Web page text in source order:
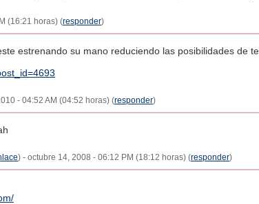
(16:21 horas) (responder)
estrenando su mano reduciendo las posibilidades de
- 04:52 AM (04:52 horas) (responder)
) - octubre 14, 2008 - 06:12 PM (18:12 horas) (responder)